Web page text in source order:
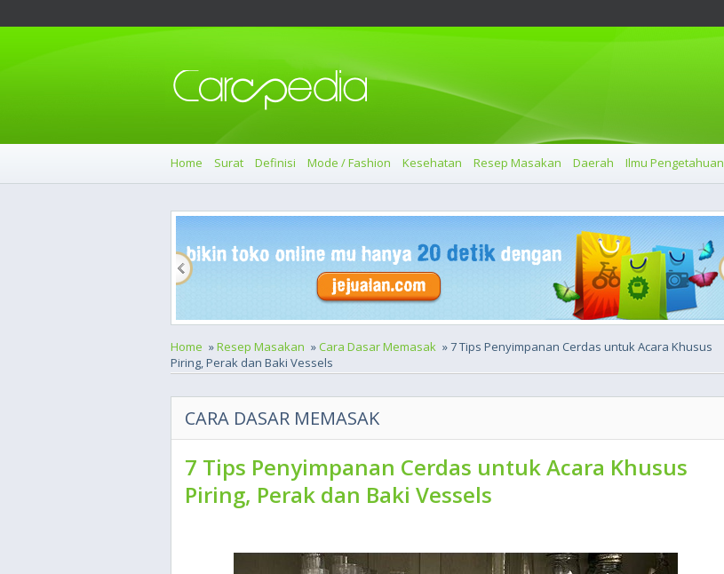
Home Surat Definisi Mode / Fashion Kesehatan Resep Masakan Daerah Ilmu Pengetahuan
Home »Resep Masakan »Cara Dasar Memasak » 7 Tips Penyimpanan Cerdas untuk Acara Khusus
Piring, Perak dan Baki Vessels
CARA DASAR MEMASAK
7 Tips Penyimpanan Cerdas untuk Acara Khusus
Piring, Perak dan Baki Vessels